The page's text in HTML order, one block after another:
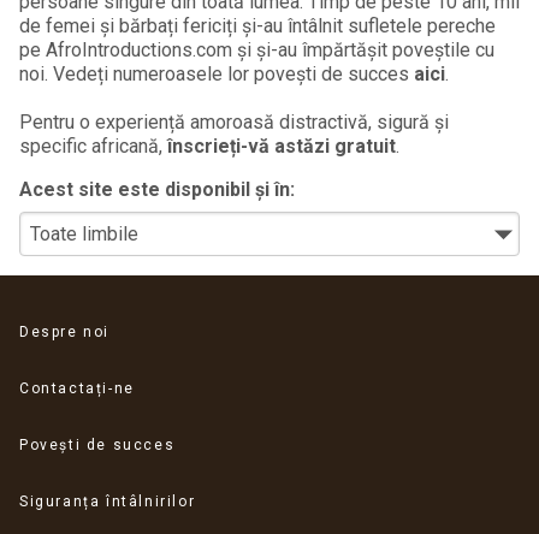
de femei și bărbați fericiți și-au întâlnit sufletele pereche
pe AfroIntroductions.com și și-au împărtășit poveștile cu
noi. Vedeți numeroasele lor povești de succes aici.
Pentru o experiență amoroasă distractivă, sigură și
specific africană,înscrieți-vă astăzi gratuit.
Acest site este disponibil și în:
Despre noi
Contactați-ne
Povești de succes
Siguranța întâlnirilor